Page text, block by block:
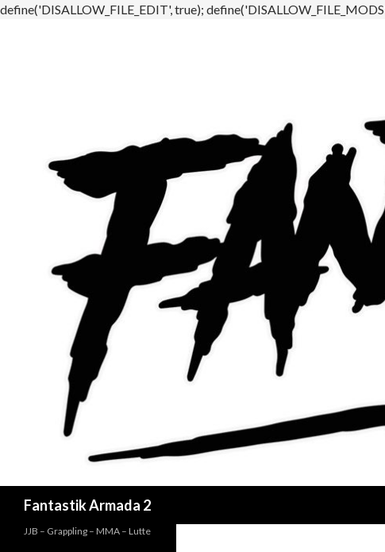
define('DISALLOW_FILE_EDIT', true);
Fantastik Armada 2
JJB – Grappling – MMA – Lutte